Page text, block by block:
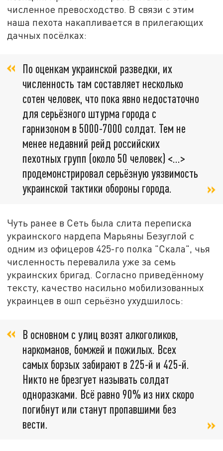
численное превосходство. В связи с этим
наша пехота накапливается в прилегающих
дачных посёлках:
По оценкам украинской разведки, их
численность там составляет несколько
сотен человек, что пока явно недостаточно
для серьёзного штурма города с
гарнизоном в 5000-7000 солдат. Тем не
менее недавний рейд российских
пехотных групп (около 50 человек) <…>
продемонстрировал серьёзную уязвимость
украинской тактики обороны города.
Чуть ранее в Сеть была слита переписка
украинского нардепа Марьяны Безуглой с
одним из офицеров 425-го полка "Скала", чья
численность перевалила уже за семь
украинских бригад. Согласно приведённому
тексту, качество насильно мобилизованных
украинцев в ошп серьёзно ухудшилось:
В основном с улиц возят алкоголиков,
наркоманов, бомжей и пожилых. Всех
самых борзых забирают в 225-й и 425-й.
Никто не брезгует называть солдат
одноразками. Всё равно 90% из них скоро
погибнут или станут пропавшими без
вести.